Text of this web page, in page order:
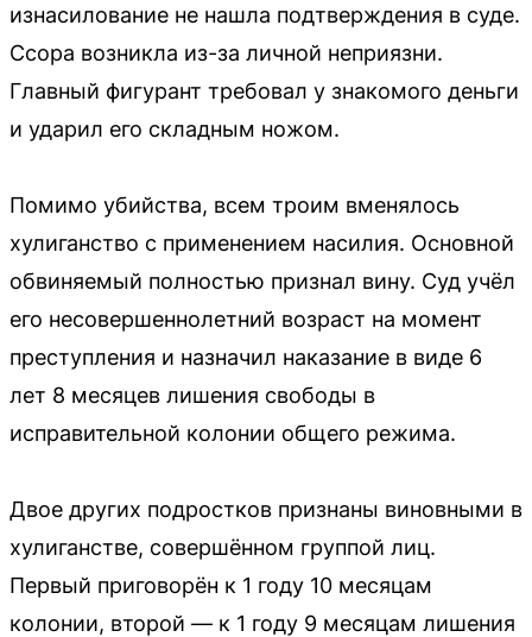
изнасилование не нашла подтверждения в суде.
Ссора возникла из-за личной неприязни.
Главный фигурант требовал у знакомого деньги
и ударил его складным ножом.
Помимо убийства, всем троим вменялось
хулиганство с применением насилия. Основной
обвиняемый полностью признал вину. Суд учёл
его несовершеннолетний возраст на момент
преступления и назначил наказание в виде 6
лет 8 месяцев лишения свободы в
исправительной колонии общего режима.
Двое других подростков признаны виновными в
хулиганстве, совершённом группой лиц.
Первый приговорён к 1 году 10 месяцам
колонии, второй — к 1 году 9 месяцам лишения